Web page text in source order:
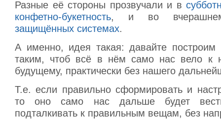
Разные её стороны прозвучали и в
конфетно-букетность, и во
защищённых системах.
А именно, идея такая: давайте построим
таким, чтоб всё в нём само нас вело к
будущему, практически без нашего
Т.е. если правильно сформировать и
то оно само нас дальше будет
подталкивать к правильным вещам, без